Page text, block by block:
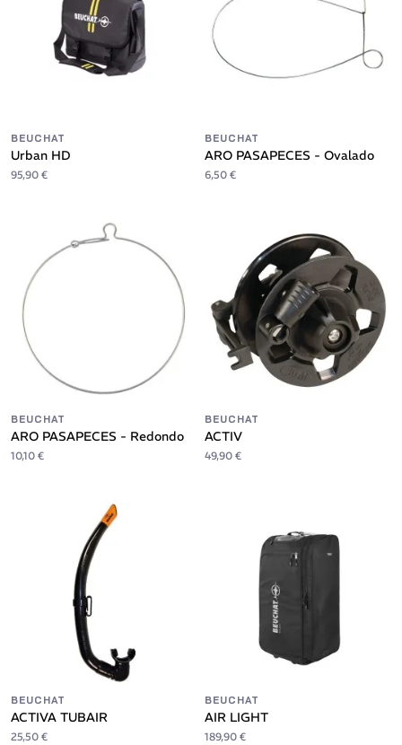
BEUCHAT
Urban HD
95,90 €
BEUCHAT
ARO PASAPECES - Ovalado
6,50 €
BEUCHAT
ARO PASAPECES - Redondo
10,10 €
BEUCHAT
ACTIV
49,90 €
BEUCHAT
ACTIVA TUBAIR
25,50 €
BEUCHAT
AIR LIGHT
189,90 €